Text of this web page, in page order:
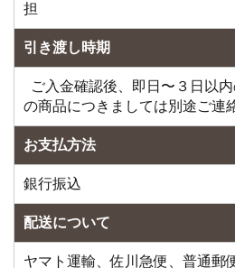
担
引き渡し時期
ご入金確認後、即日〜３日以
の商品につきましては別途ご連
お支払方法
銀行振込
配送について
ヤマト運輸、佐川急便、普通郵